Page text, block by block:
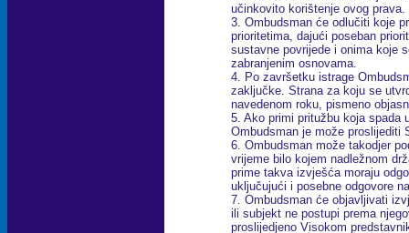
učinkovito korištenje ovog prava.
3. Ombudsman će odlučiti koje
prioritetima, dajući poseban
sustavne povrijede i onima koje
zabranjenim osnovama.
4. Po završetku istrage
zaključke. Strana za koju se
navedenom roku, pismeno
5. Ako primi pritužbu koja spada
Ombudsman je može proslijediti
6. Ombudsman može takodjer
vrijeme bilo kojem nadležnom
prime takva izvješća moraju
uključujući i posebne odgovore
7. Ombudsman će objavljivati
ili subjekt ne postupi prema
proslijedjeno Visokom